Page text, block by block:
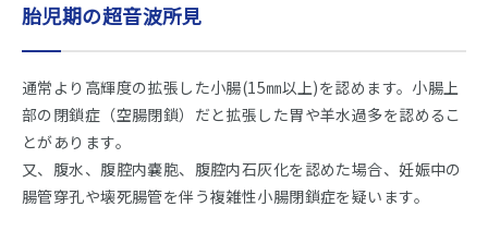
胎児期の超音波所見
通常より高輝度の拡張した小腸(15㎜以上)を認めます。小腸上
部の閉鎖症（空腸閉鎖）だと拡張した胃や羊水過多を認めるこ
とがあります。
又、腹水、腹腔内嚢胞、腹腔内石灰化を認めた場合、妊娠中の
腸管穿孔や壊死腸管を伴う複雑性小腸閉鎖症を疑います。